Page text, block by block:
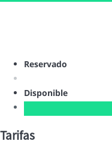
Reservado
Disponible
Tarifas